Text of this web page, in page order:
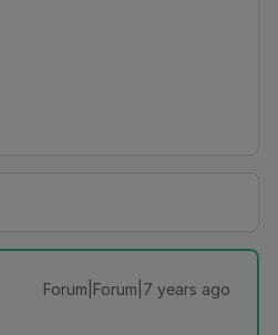
Forum|Forum|7 years ago